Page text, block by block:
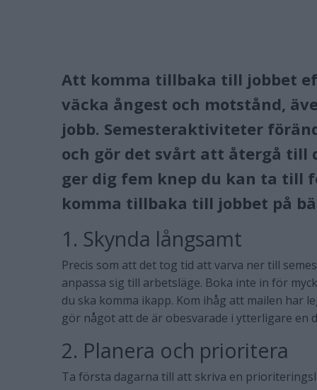
Att komma tillbaka till jobbet
väcka ångest och motstånd,
jobb. Semesteraktiviteter
och gör det svårt att återgå till
ger dig fem knep du kan ta till
komma tillbaka till jobbet på
1. Skynda långsamt
Precis som att det tog tid att varva ner till
anpassa sig till arbetsläge. Boka inte in för
du ska komma ikapp. Kom ihåg att mailen har
gör något att de är obesvarade i ytterligare en
2. Planera och prioritera
Ta första dagarna till att skriva en